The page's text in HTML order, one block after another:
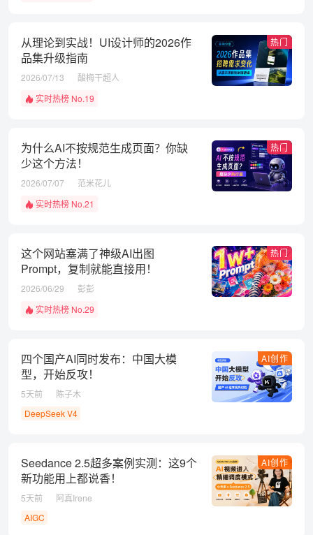
热门
从理论到实战！UI设计师的2026作
品集升级指南
2026/07/13
酸梅干超人
实时热榜 No.19
热门
为什么AI不按规范生成页面？你缺
少这个方法！
2026/07/07
范米花儿
实时热榜 No.21
热门
这个网站塞满了神级AI出图
Prompt，复制就能直接用！
2026/06/29
彭彭
实时热榜 No.29
AI创作
四个国产AI同时发布：中国大模
型，开始反攻！
5天前
陈子木
DeepSeek V4
AI创作
Seedance 2.5超多案例实测：这9个
新功能用上都说香！
5天前
阿真Irene
AIGC